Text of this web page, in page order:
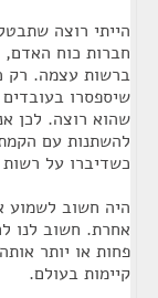
הייתי רוצה
חברות כוח האדם,
ברשות עצמה. רק
שיספסרו
שהוא רוצה. לכן
להשתנות עם
כשדיברו על רשות
היה חשוב לשמוע
אחרת. חשוב לנו
פחות או יותר
קיימות בעולם.